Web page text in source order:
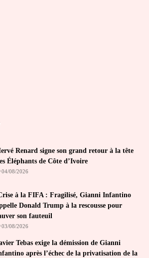
Renard signe son grand retour à la tête
Éléphants de Côte d’Ivoire
04/08/2026
à la FIFA : Fragilisé, Gianni Infantino
Donald Trump à la rescousse pour
son fauteuil
03/08/2026
Tebas exige la démission de Gianni
après l’échec de la privatisation de la